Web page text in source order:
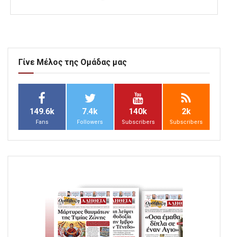
Γίνε Μέλος της Ομάδας μας
149.6k
Fans
7.4k
Followers
140k
Subscribers
2k
Subscribers